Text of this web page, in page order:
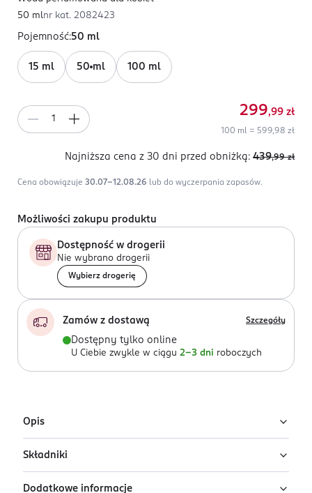
50 mlnr kat. 2082423
Pojemność:50 ml
15 ml 50 ml 100 ml
299,99 zł
100 ml = 599,98 zł
Najniższa cena z 30 dni przed obniżką: 439,99 zł
Cena obowiązuje 30.07-12.08.26 lub do wyczerpania zapasów.
Możliwości zakupu produktu
Dostępność w drogerii
Nie wybrano drogerii
Wybierz drogerię
Zamów z dostawą Szczegóły
Dostępny tylko online
U Ciebie zwykle w ciągu 2-3 dni roboczych
Opis
Armani Si Passione to wyrazista damska woda
perfumowana od Giorgio Armani, która jest esencją
Składniki
Dodatkowe informacje